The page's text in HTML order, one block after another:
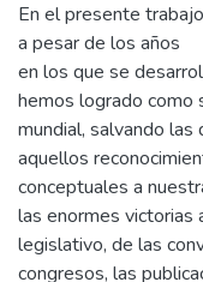
En el presente
a pesar de los años
en los que se
hemos logrado como
mundial, salvando
aquellos
conceptuales a
las enormes victorias
legislativo, de las
congresos, las